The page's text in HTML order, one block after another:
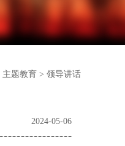
主题教育 > 领导讲话
2024-05-06